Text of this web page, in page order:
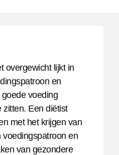
overgewicht lijkt in
en
voeding
zitten. Een diëtist
met het krijgen van
voedingspatroon en
van gezondere